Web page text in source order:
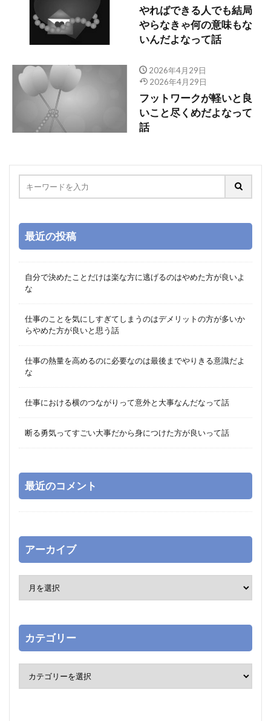
やればできる人でも結局
やらなきゃ何の意味もな
いんだよなって話
2026年4月29日
2026年4月29日
フットワークが軽いと良
いこと尽くめだよなって
話
最近の投稿
自分で決めたことだけは楽な方に逃げるのはやめた方が良いよ
な
仕事のことを気にしすぎてしまうのはデメリットの方が多いか
らやめた方が良いと思う話
仕事の熱量を高めるのに必要なのは最後までやりきる意識だよ
な
仕事における横のつながりって意外と大事なんだなって話
断る勇気ってすごい大事だから身につけた方が良いって話
最近のコメント
アーカイブ
カテゴリー